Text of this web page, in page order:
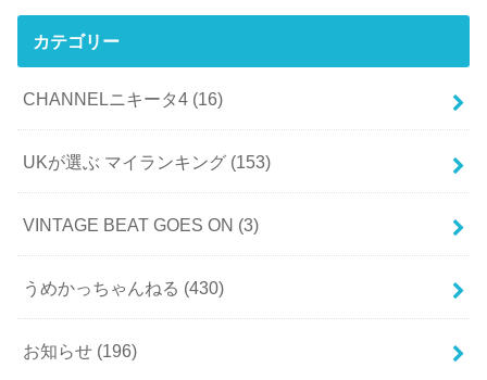
カテゴリー
CHANNELニキータ4 (16)
UKが選ぶ マイランキング (153)
VINTAGE BEAT GOES ON (3)
うめかっちゃんねる (430)
お知らせ (196)